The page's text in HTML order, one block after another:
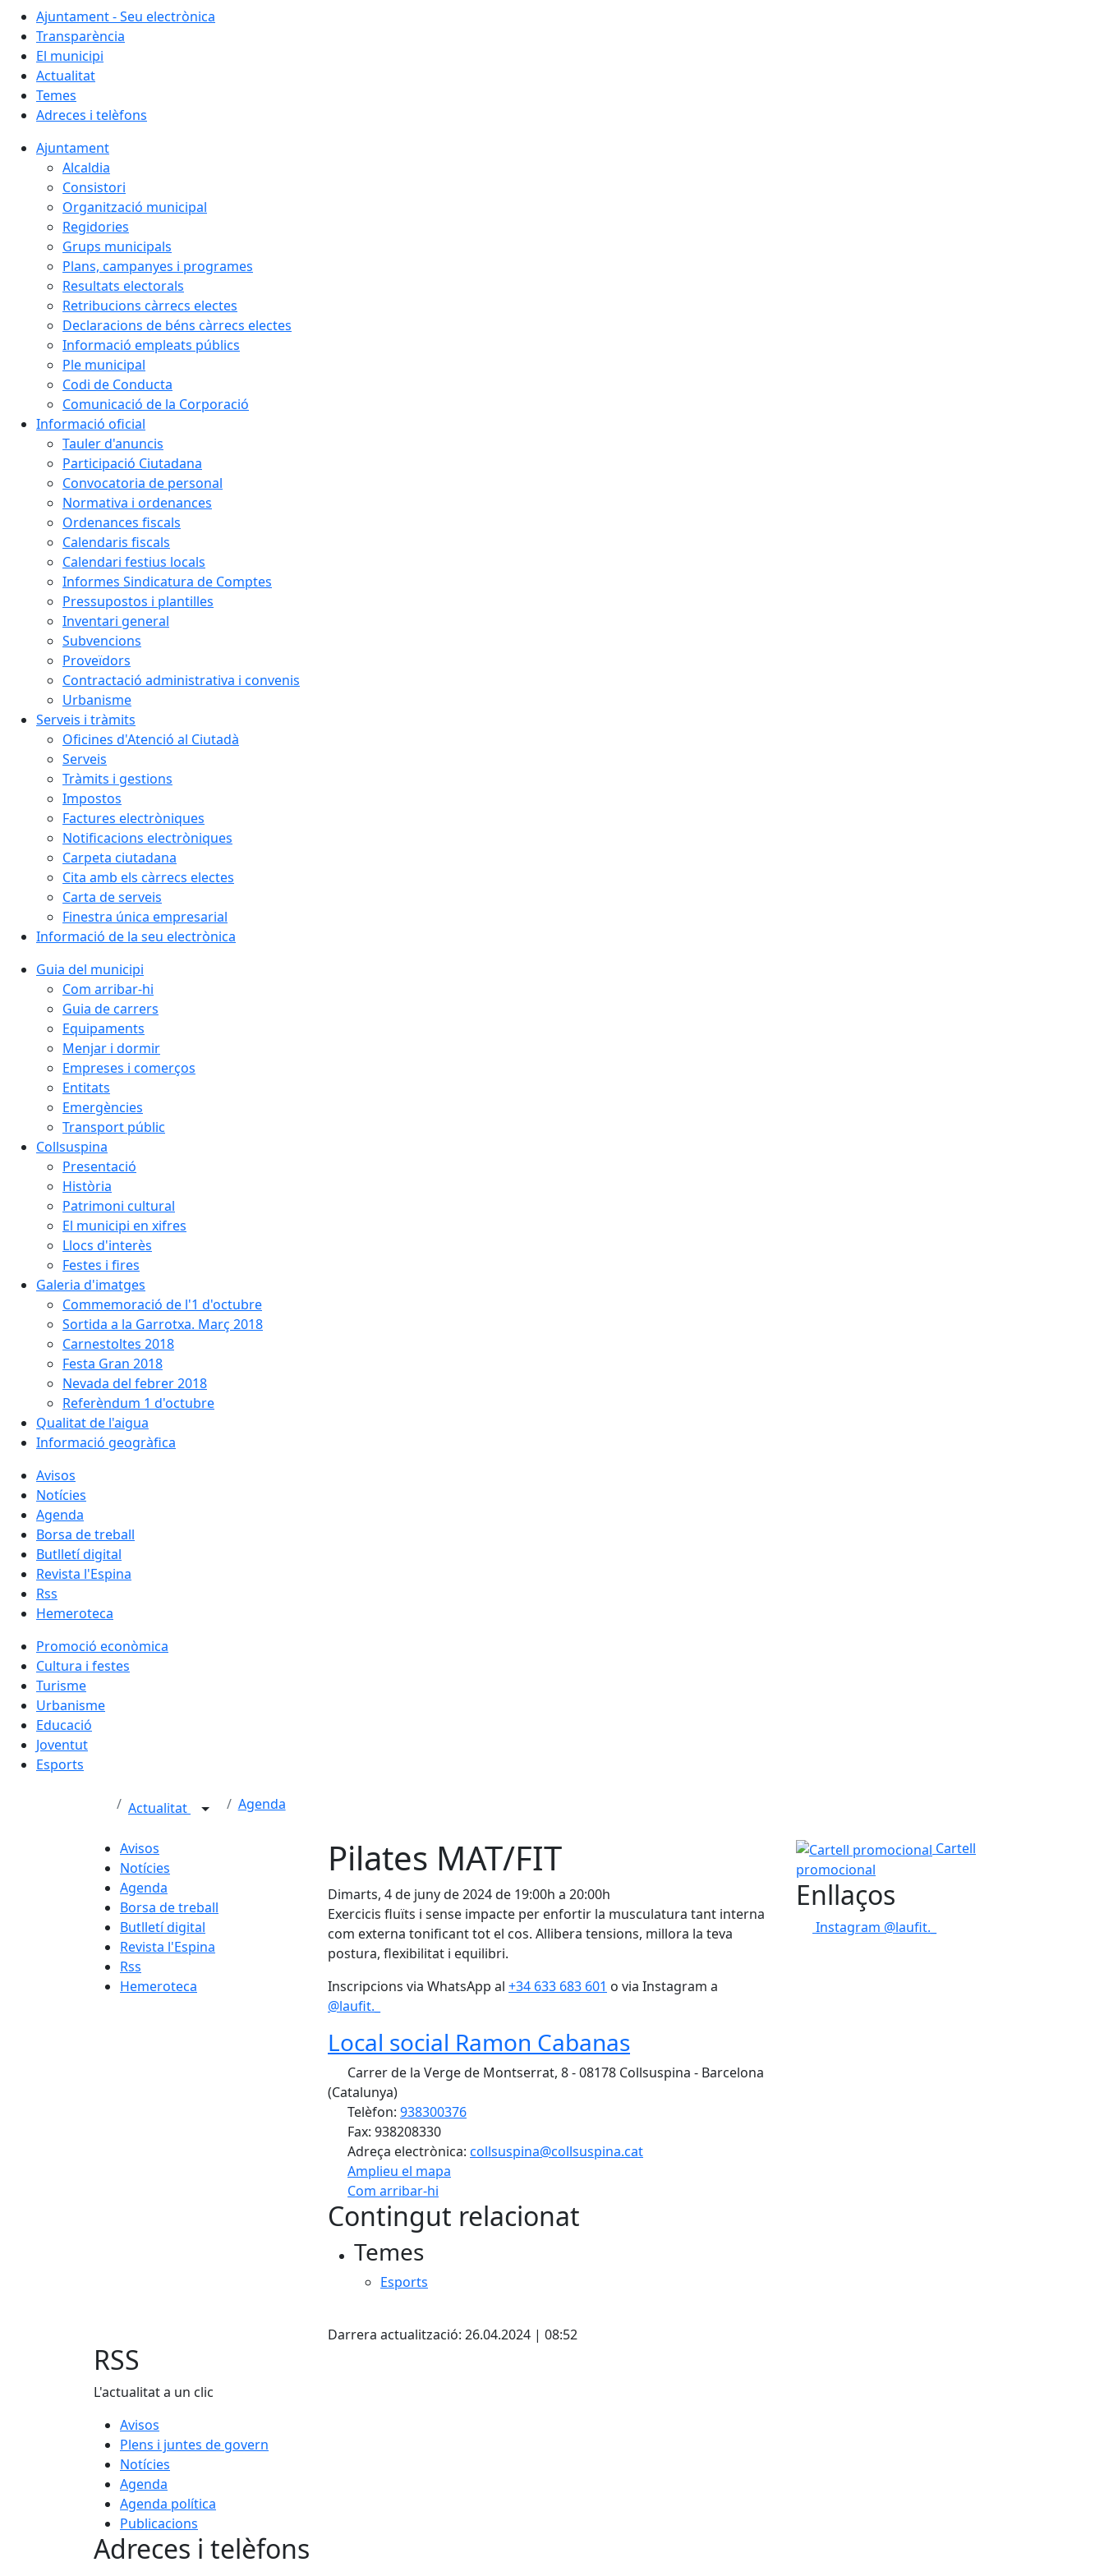
Ajuntament - Seu electrònica
Transparència
El municipi
Actualitat
Temes
Adreces i telèfons
Ajuntament
Alcaldia
Consistori
Organització municipal
Regidories
Grups municipals
Plans, campanyes i programes
Resultats electorals
Retribucions càrrecs electes
Declaracions de béns càrrecs electes
Informació empleats públics
Ple municipal
Codi de Conducta
Comunicació de la Corporació
Informació oficial
Tauler d'anuncis
Participació Ciutadana
Convocatoria de personal
Normativa i ordenances
Ordenances fiscals
Calendaris fiscals
Calendari festius locals
Informes Sindicatura de Comptes
Pressupostos i plantilles
Inventari general
Subvencions
Proveïdors
Contractació administrativa i convenis
Urbanisme
Serveis i tràmits
Oficines d'Atenció al Ciutadà
Serveis
Tràmits i gestions
Impostos
Factures electròniques
Notificacions electròniques
Carpeta ciutadana
Cita amb els càrrecs electes
Carta de serveis
Finestra única empresarial
Informació de la seu electrònica
Guia del municipi
Com arribar-hi
Guia de carrers
Equipaments
Menjar i dormir
Empreses i comerços
Entitats
Emergències
Transport públic
Collsuspina
Presentació
Història
Patrimoni cultural
El municipi en xifres
Llocs d'interès
Festes i fires
Galeria d'imatges
Commemoració de l'1 d'octubre
Sortida a la Garrotxa. Març 2018
Carnestoltes 2018
Festa Gran 2018
Nevada del febrer 2018
Referèndum 1 d'octubre
Qualitat de l'aigua
Informació geogràfica
Avisos
Notícies
Agenda
Borsa de treball
Butlletí digital
Revista l'Espina
Rss
Hemeroteca
Promoció econòmica
Cultura i festes
Turisme
Urbanisme
Educació
Joventut
Esports
Actualitat Agenda
Avisos
Notícies
Agenda
Borsa de treball
Butlletí digital
Revista l'Espina
Rss
Hemeroteca
Pilates MAT/FIT
Dimarts, 4 de juny de 2024 de 19:00h a 20:00h
Exercicis fluïts i sense impacte per enfortir la musculatura tant interna
com externa tonificant tot el cos. Allibera tensions, millora la teva
postura, flexibilitat i equilibri.
Inscripcions via WhatsApp al +34 633 683 601 o via Instagram a
@laufit._
Local social Ramon Cabanas
Carrer de la Verge de Montserrat, 8 - 08178 Collsuspina - Barcelona
(Catalunya)
Telèfon: 938300376
Fax: 938208330
Adreça electrònica: collsuspina@collsuspina.cat
Amplieu el mapa
Com arribar-hi
+
−
Contingut relacionat
Temes
Esports
Darrera actualització: 26.04.2024 | 08:52
Cartell promocional
Cartell
promocional
Enllaços
Instagram @laufit._
RSS
L'actualitat a un clic
Avisos
Plens i juntes de govern
Notícies
Agenda
Agenda política
Publicacions
Adreces i telèfons